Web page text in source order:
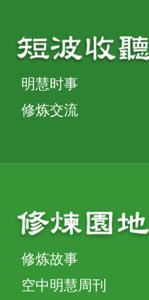
明慧时事
修炼交流
修炼故事
空中明慧周刊